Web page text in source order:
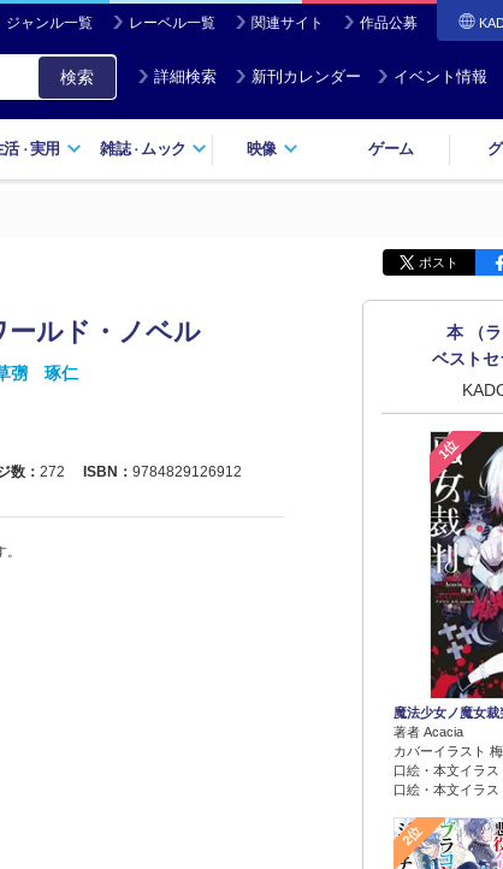
ジャンル一覧 レーベル一覧 関連サイト 作品公募
検索 詳細検索 新刊カレンダー イベント情報
活・実用 雑誌・ ムック 映像 ゲーム
ポスト
ールド・ノベル
彅 琢仁
数： 272 ISBN： 9784829126912
本 （ラ
ベスト
1位
魔法少女ノ魔女裁
著者 Acacia
カバーイラスト
口絵・本文イラ
口絵・本文イラス
2位